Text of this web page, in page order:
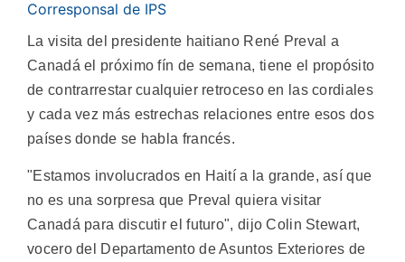
Corresponsal de IPS
La visita del presidente haitiano René Preval a
Canadá el próximo fín de semana, tiene el propósito
de contrarrestar cualquier retroceso en las cordiales
y cada vez más estrechas relaciones entre esos dos
países donde se habla francés.
"Estamos involucrados en Haití a la grande, así que
no es una sorpresa que Preval quiera visitar
Canadá para discutir el futuro", dijo Colin Stewart,
vocero del Departamento de Asuntos Exteriores de